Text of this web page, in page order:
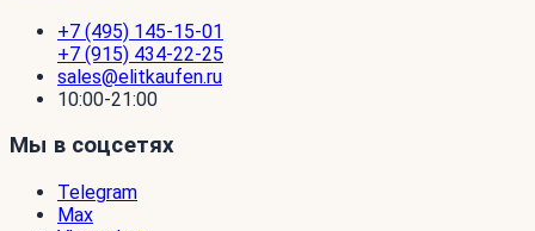
+7 (495) 145-15-01
+7 (915) 434-22-25
sales@elitkaufen.ru
10:00-21:00
Мы в соцсетях
Telegram
Max